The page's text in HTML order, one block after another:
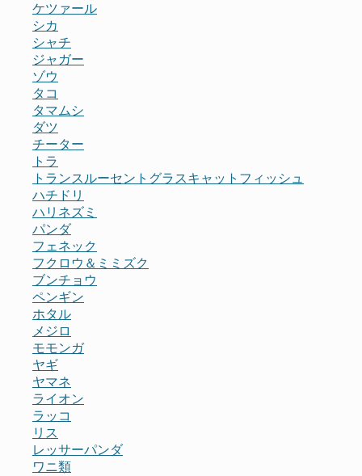
ケツァール
シカ
シャチ
ジャガー
ゾウ
タコ
タマムシ
ダツ
チーター
トラ
トランスルーセントグラスキャットフィッシュ
ハチドリ
ハリネズミ
パンダ
フェネック
フクロウ＆ミミズク
ブンチョウ
ペンギン
ホタル
メジロ
モモンガ
ヤギ
ヤマネ
ライオン
ラッコ
リス
レッサーパンダ
ワニ類